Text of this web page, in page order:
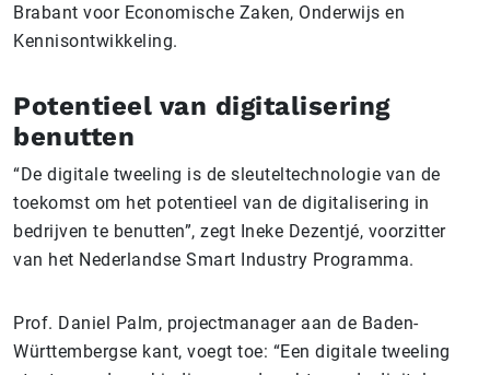
Brabant voor Economische Zaken, Onderwijs en
Kennisontwikkeling.
Potentieel van digitalisering
benutten
“De digitale tweeling is de sleuteltechnologie van de
toekomst om het potentieel van de digitalisering in
bedrijven te benutten”, zegt Ineke Dezentjé, voorzitter
van het Nederlandse Smart Industry Programma.
Prof. Daniel Palm, projectmanager aan de Baden-
Württembergse kant, voegt toe: “Een digitale tweeling